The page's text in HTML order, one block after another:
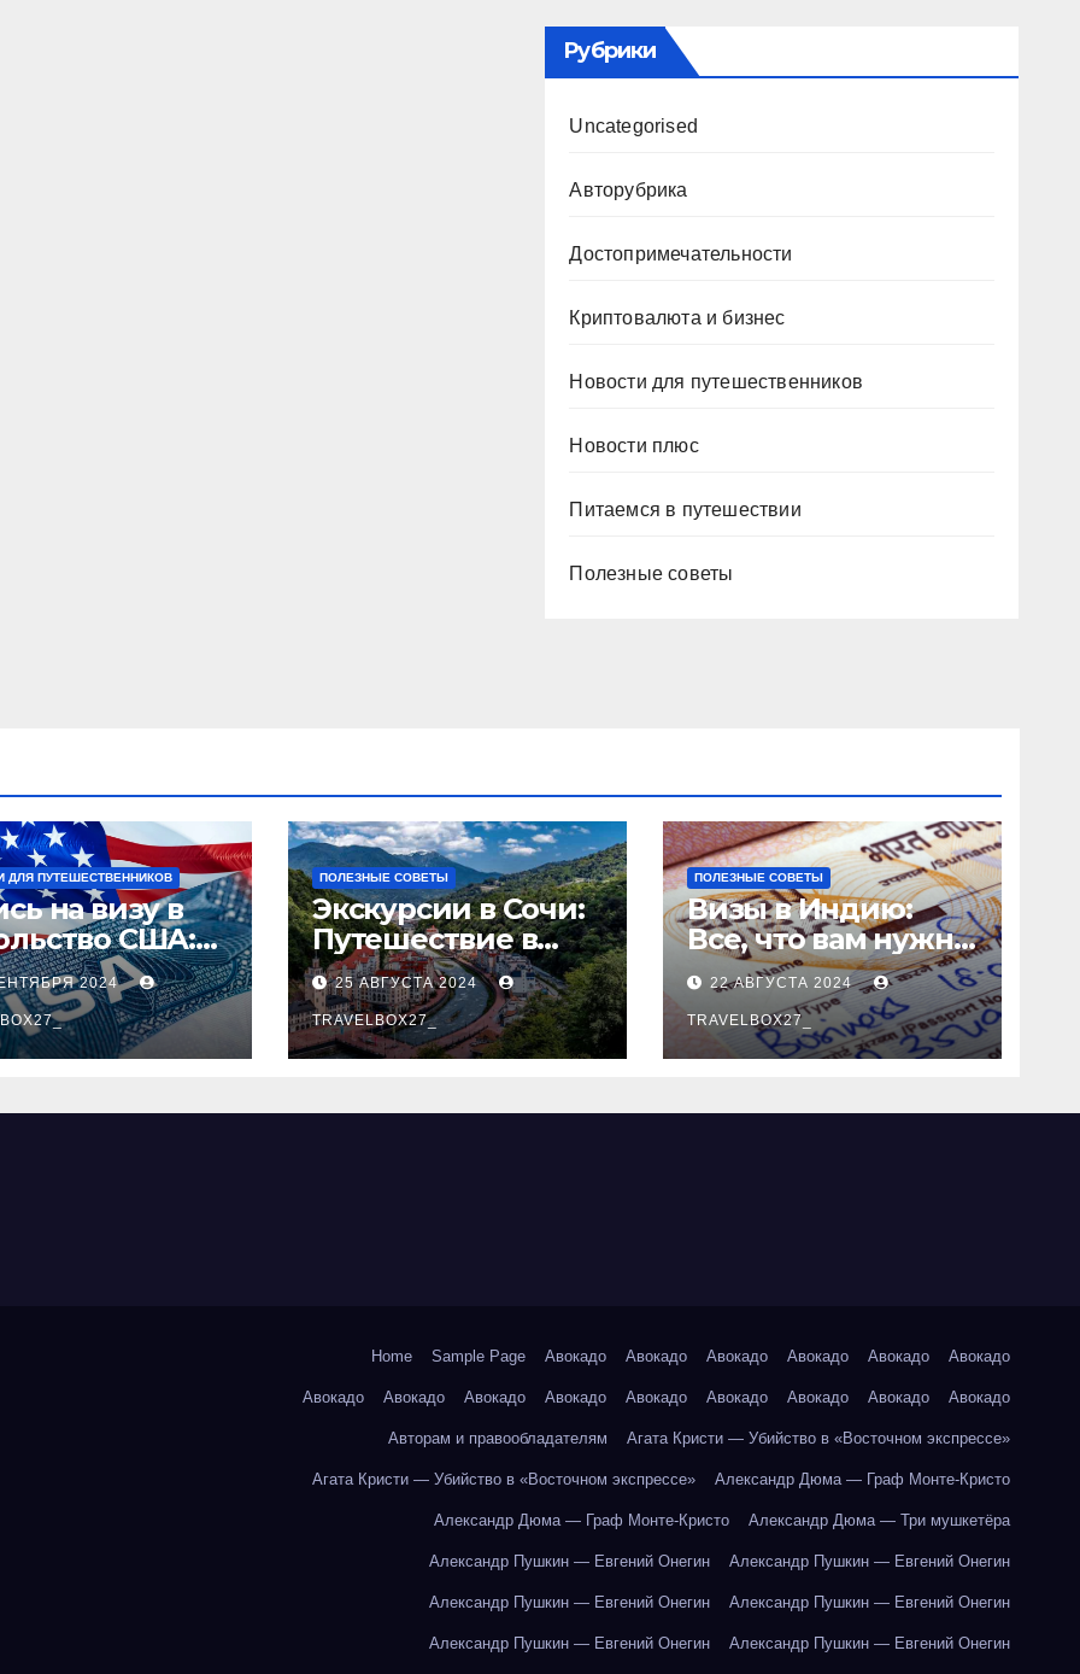
Рубрики
Uncategorised
Авторубрика
Достопримечательности
Криптовалюта и бизнес
Новости для путешественников
Новости плюс
Питаемся в путешествии
Полезные советы
ДЛЯ ПУТЕШЕСТВЕННИКОВ
на визу в
США:
2024
ПОЛЕЗНЫЕ СОВЕТЫ
Экскурсии в Сочи:
Путешествие в
сердце
Черноморского
курорта
25 АВГУСТА 2024
TRAVELBOX27_
ПОЛЕЗНЫЕ СОВЕТЫ
Визы в Индию:
Все, что вам нужно
знать
22 АВГУСТА 2024
TRAVELBOX27_
Home Sample Page Авокадо Авокадо Авокадо Авокадо Авокадо Авокадо
Авокадо Авокадо Авокадо Авокадо Авокадо Авокадо Авокадо Авокадо Авокадо
Авторам и правообладателям Агата Кристи — Убийство в «Восточном экспрессе»
Агата Кристи — Убийство в «Восточном экспрессе» Александр Дюма — Граф Монте-Кристо
Александр Дюма — Граф Монте-Кристо Александр Дюма — Три мушкетёра
Александр Пушкин — Евгений Онегин Александр Пушкин — Евгений Онегин
Александр Пушкин — Евгений Онегин Александр Пушкин — Евгений Онегин
Александр Пушкин — Евгений Онегин Александр Пушкин — Евгений Онегин